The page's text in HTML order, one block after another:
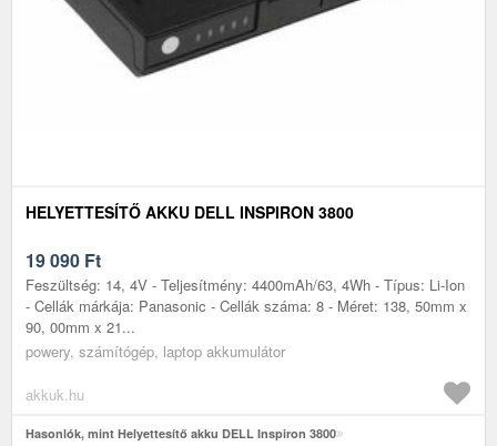
HELYETTESÍTŐ AKKU DELL INSPIRON 3800
19 090 Ft
Feszültség: 14, 4V - Teljesítmény: 4400mAh/63, 4Wh - Típus: Li-Ion
- Cellák márkája: Panasonic - Cellák száma: 8 - Méret: 138, 50mm x
90, 00mm x 21...
powery, számítógép, laptop akkumulátor
akkuk.hu
Hasonlók, mint Helyettesítő akku DELL Inspiron 3800